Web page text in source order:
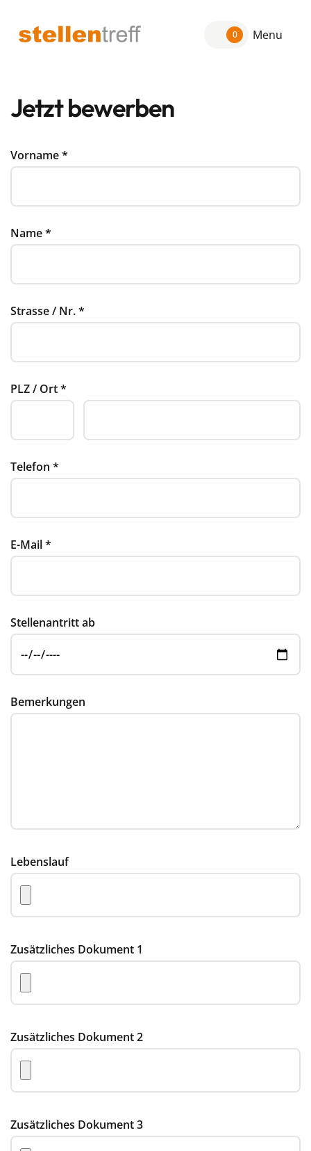
0 Menu
Jetzt bewerben
Vorname*
Name*
Strasse / Nr.*
PLZ / Ort*
Telefon *
E-Mail*
Stellenantritt ab
Bemerkungen
Lebenslauf
Zusätzliches Dokument 1
Zusätzliches Dokument 2
Zusätzliches Dokument 3